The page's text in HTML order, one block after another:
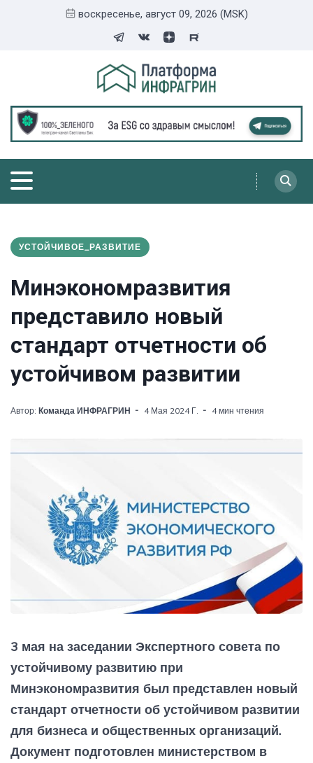
воскресенье, август 09, 2026 (MSK)
УСТОЙЧИВОЕ_РАЗВИТИЕ
Минэкономразвития
представило новый
стандарт отчетности об
устойчивом развитии
Автор: Команда ИНФРАГРИН 4 Мая 2024 Г. 4 мин чтения
3 мая на заседании Экспертного совета по
устойчивому развитию при
Минэкономразвития был представлен новый
стандарт отчетности об устойчивом развитии
для бизнеса и общественных организаций.
Документ подготовлен министерством в